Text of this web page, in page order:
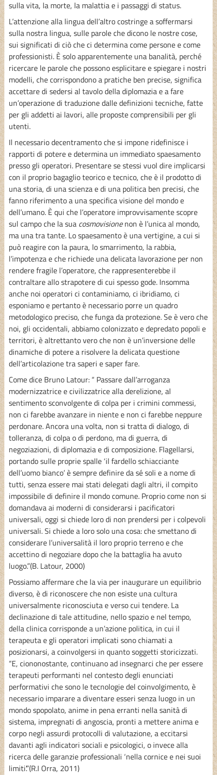
sulla vita, la morte, la malattia e i passaggi di status.
L’attenzione alla lingua dell’altro costringe a soffermarsi
sulla nostra lingua, sulle parole che dicono le nostre cose,
sui significati di ciò che ci determina come persone e come
professionisti. È solo apparentemente una banalità, perché
ricercare le parole che possono esplicitare e spiegare i nostri
modelli, che corrispondono a pratiche ben precise, significa
accettare di sedersi al tavolo della diplomazia e a fare
un’operazione di traduzione dalle definizioni tecniche, fatte
per gli addetti ai lavori, alle proposte comprensibili per gli
utenti.
Il necessario decentramento che si impone ridefinisce i
rapporti di potere e determina un immediato spaesamento
presso gli operatori. Presentare se stessi vuol dire implicarsi
con il proprio bagaglio teorico e tecnico, che è il prodotto di
una storia, di una scienza e di una politica ben precisi, che
fanno riferimento a una specifica visione del mondo e
dell’umano. È qui che l’operatore improvvisamente scopre
sul campo che la sua cosmovisionenon è l’unica al mondo,
ma una tra tante. Lo spaesamento è una vertigine, a cui si
può reagire con la paura, lo smarrimento, la rabbia,
l’impotenza e che richiede una delicata lavorazione per non
rendere fragile l’operatore, che rappresenterebbe il
contraltare allo strapotere di cui spesso gode. Insomma
anche noi operatori ci contaminiamo, ci ibridiamo, ci
esponiamo e pertanto è necessario porre un quadro
metodologico preciso, che funga da protezione. Se è vero che
noi, gli occidentali, abbiamo colonizzato e depredato popoli e
territori, è altrettanto vero che non è un’inversione delle
dinamiche di potere a risolvere la delicata questione
dell’articolazione tra saperi e saper fare.
Come dice Bruno Latour: “ Passare dall’arroganza
modernizzatrice e civilizzatrice alla derelizione, al
sentimento sconvolgente di colpa per i crimini commessi,
non ci farebbe avanzare in niente e non ci farebbe neppure
perdonare. Ancora una volta, non si tratta di dialogo, di
tolleranza, di colpa o di perdono, ma di guerra, di
negoziazioni, di diplomazia e di composizione. Flagellarsi,
portando sulle proprie spalle ‘il fardello schiacciante
dell’uomo bianco’ è sempre definire da sé soli e a nome di
tutti, senza essere mai stati delegati dagli altri, il compito
impossibile di definire il mondo comune. Proprio come non si
domandava ai moderni di considerarsi i pacificatori
universali, oggi si chiede loro di non prendersi per i colpevoli
universali. Si chiede a loro solo una cosa: che smettano di
considerare l’universalità il loro proprio terreno e che
accettino di negoziare dopo che la battaglia ha avuto
luogo.”(B. Latour, 2000)
Possiamo affermare che la via per inaugurare un equilibrio
diverso, è di riconoscere che non esiste una cultura
universalmente riconosciuta e verso cui tendere. La
declinazione di tale attitudine, nello spazio e nel tempo,
della clinica corrisponde a un’azione politica, in cui il
terapeuta e gli operatori implicati sono chiamati a
posizionarsi, a coinvolgersi in quanto soggetti storicizzati.
“E, ciononostante, continuano ad insegnarci che per essere
terapeuti performanti nel contesto degli enunciati
performativi che sono le tecnologie del coinvolgimento, è
necessario imparare a diventare esseri senza luogo in un
mondo spopolato, anime in pena erranti nella sanità di
sistema, impregnati di angoscia, pronti a mettere anima e
corpo negli assurdi protocolli di valutazione, a eccitarsi
davanti agli indicatori sociali e psicologici, o invece alla
ricerca delle garanzie professionali ‘nella cornice e nei suoi
limiti’.”(R.I Orra, 2011)